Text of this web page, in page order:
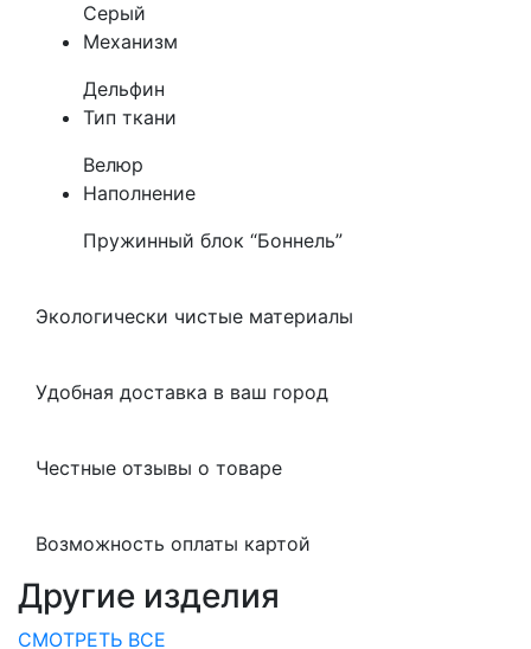
Серый
Механизм
Дельфин
Тип ткани
Велюр
Наполнение
Пружинный блок “Боннель”
Экологически чистые материалы
Удобная доставка в ваш город
Честные отзывы о товаре
Возможность оплаты картой
Другие изделия
СМОТРЕТЬ ВСЕ